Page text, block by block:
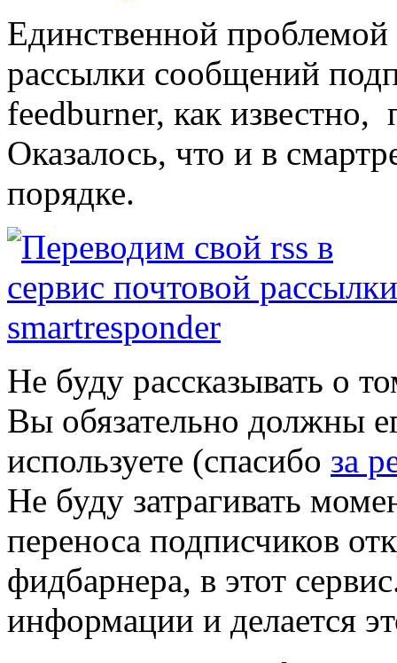
Единственной проблемой
рассылки сообщений
feedburner, как
Оказалось, что и в
порядке.
Не буду рассказывать о
Вы обязательно должны
используете (спасибо за
Не буду затрагивать
переноса подписчиков
фидбарнера, в этот
информации и делается